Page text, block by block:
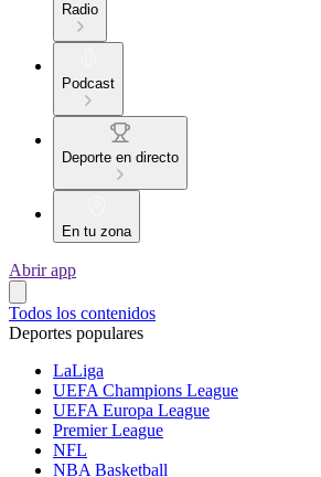
Radio
Podcast
Deporte en directo
En tu zona
Abrir app
Todos los contenidos
Deportes populares
LaLiga
UEFA Champions League
UEFA Europa League
Premier League
NFL
NBA Basketball